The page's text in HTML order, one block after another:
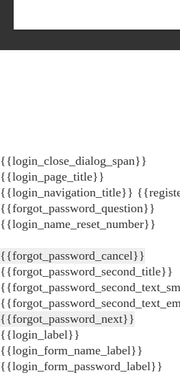
{{login_close_dialog_span}}
{{login_page_title}}
{{login_navigation_title}}
{{forgot_password_question}}
{{login_name_reset_number}}
{{forgot_password_cancel}}
{{forgot_password_second_title}}
{{forgot_password_next}}
{{login_label}}
{{login_form_name_label}}
{{login_form_password_label}}